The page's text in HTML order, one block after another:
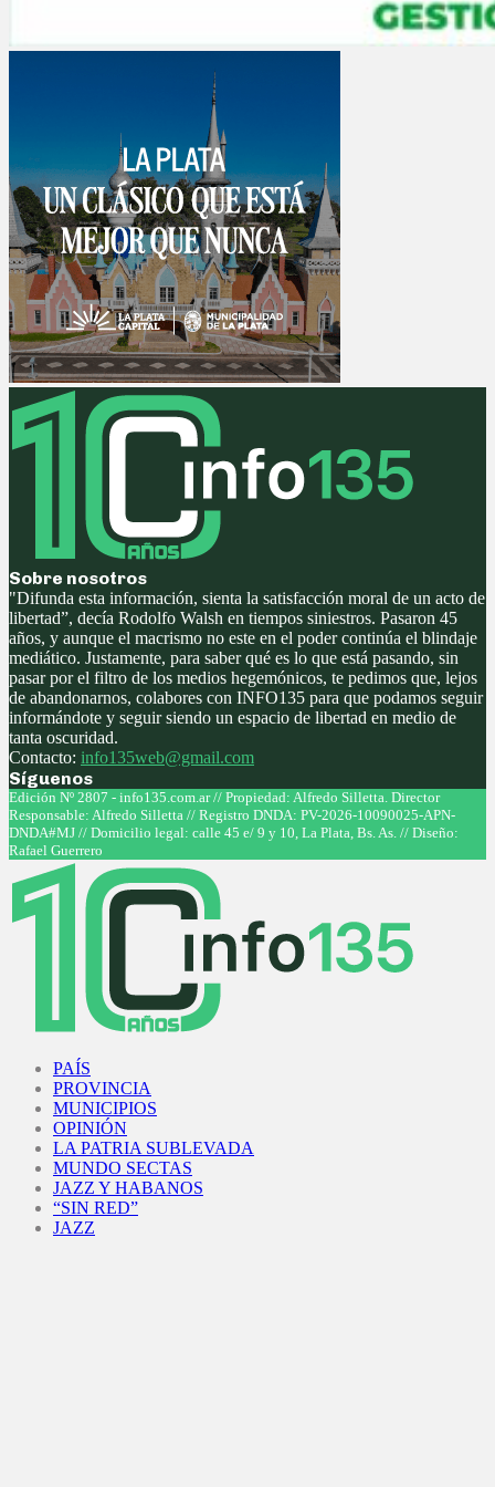
Sobre nosotros
"Difunda esta información, sienta la satisfacción moral de un acto de
libertad”, decía Rodolfo Walsh en tiempos siniestros. Pasaron 45
años, y aunque el macrismo no este en el poder continúa el blindaje
mediático. Justamente, para saber qué es lo que está pasando, sin
pasar por el filtro de los medios hegemónicos, te pedimos que, lejos
de abandonarnos, colabores con INFO135 para que podamos seguir
informándote y seguir siendo un espacio de libertad en medio de
tanta oscuridad.
Contacto: info135web@gmail.com
Síguenos
Facebook
Twitter
Instagram
Youtube
Edición Nº 2807 - info135.com.ar // Propiedad: Alfredo Silletta. Director
Responsable: Alfredo Silletta // Registro DNDA: PV-2026-10090025-APN-
DNDA#MJ // Domicilio legal: calle 45 e/ 9 y 10, La Plata, Bs. As. // Diseño:
Rafael Guerrero
PAÍS
PROVINCIA
MUNICIPIOS
OPINIÓN
LA PATRIA SUBLEVADA
MUNDO SECTAS
JAZZ Y HABANOS
“SIN RED”
JAZZ